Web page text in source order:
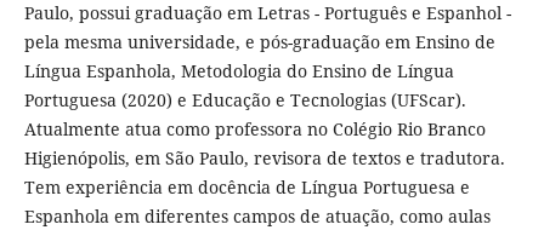
Paulo, possui graduação em Letras - Português e Espanhol -
pela mesma universidade, e pós-graduação em Ensino de
Língua Espanhola, Metodologia do Ensino de Língua
Portuguesa (2020) e Educação e Tecnologias (UFScar).
Atualmente atua como professora no Colégio Rio Branco
Higienópolis, em São Paulo, revisora de textos e tradutora.
Tem experiência em docência de Língua Portuguesa e
Espanhola em diferentes campos de atuação, como aulas